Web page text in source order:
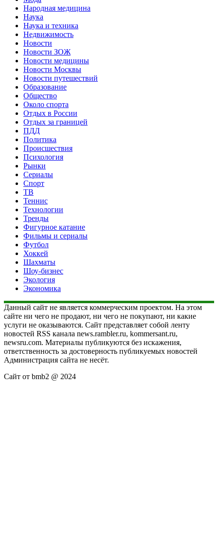
Народная медицина
Наука
Наука и техника
Недвижимость
Новости
Новости ЗОЖ
Новости медицины
Новости Москвы
Новости путешествий
Образование
Общество
Около спорта
Отдых в России
Отдых за границей
ПДД
Политика
Происшествия
Психология
Рынки
Сериалы
Спорт
ТВ
Теннис
Технологии
Тренды
Фигурное катание
Фильмы и сериалы
Футбол
Хоккей
Шахматы
Шоу-бизнес
Экология
Экономика
Данный сайт не является коммерческим проектом. На этом
сайте ни чего не продают, ни чего не покупают, ни какие
услуги не оказываются. Сайт представляет собой ленту
новостей RSS канала news.rambler.ru, kommersant.ru,
newsru.com. Материалы публикуются без искажения,
ответственность за достоверность публикуемых новостей
Администрация сайта не несёт.
Сайт от bmb2 @ 2024